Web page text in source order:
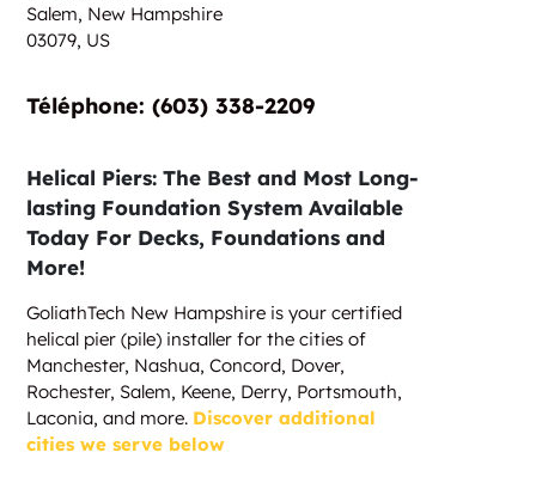
Salem, New Hampshire
03079, US
Téléphone: (603) 338-2209
Helical Piers: The Best and Most Long-
lasting Foundation System Available
Today For Decks, Foundations and
More!
GoliathTech New Hampshire is your certified
helical pier (pile) installer for the cities of
Manchester, Nashua, Concord, Dover,
Rochester, Salem, Keene, Derry, Portsmouth,
Laconia, and more. Discover additional
cities we serve below